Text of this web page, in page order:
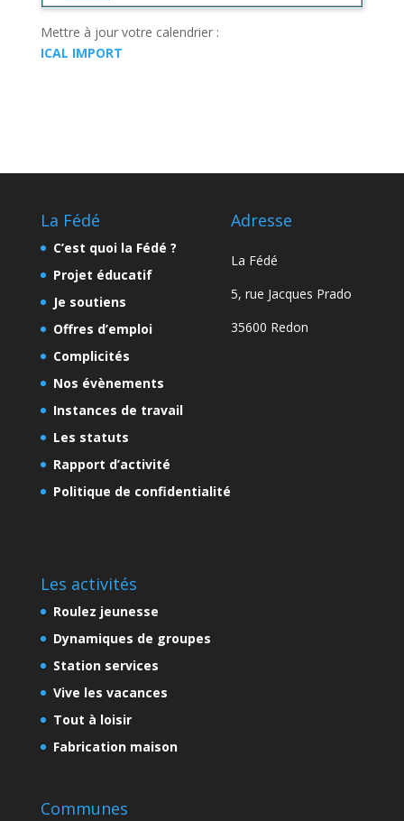
Mettre à jour votre calendrier :
ICAL IMPORT
La Fédé
C’est quoi la Fédé ?
Projet éducatif
Je soutiens
Offres d’emploi
Complicités
Nos évènements
Instances de travail
Les statuts
Rapport d’activité
Politique de confidentialité
Adresse
La Fédé
5, rue Jacques Prado
35600 Redon
Les activités
Roulez jeunesse
Dynamiques de groupes
Station services
Vive les vacances
Tout à loisir
Fabrication maison
Communes